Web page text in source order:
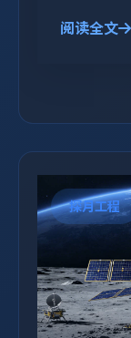
阅读全文
探月工程